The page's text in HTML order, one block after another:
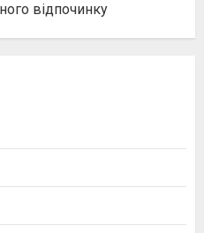
відпочинку